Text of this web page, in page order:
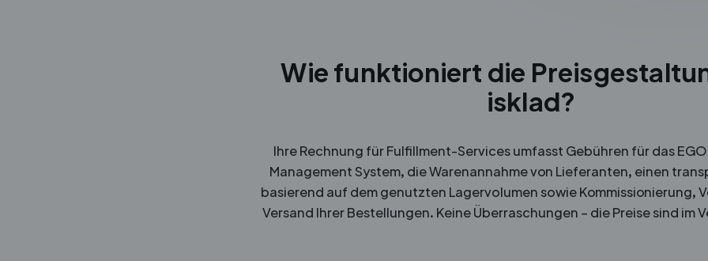
Wie funktioniert die
isklad?
Ihre Rechnung für Fulfillment-Services umfasst Gebühren für das
Management System, die Warenannahme von Lieferanten, einen
basierend auf dem genutzten Lagervolumen sowie Kommissionierung,
Versand Ihrer Bestellungen. Keine Überraschungen – die Preise sind im